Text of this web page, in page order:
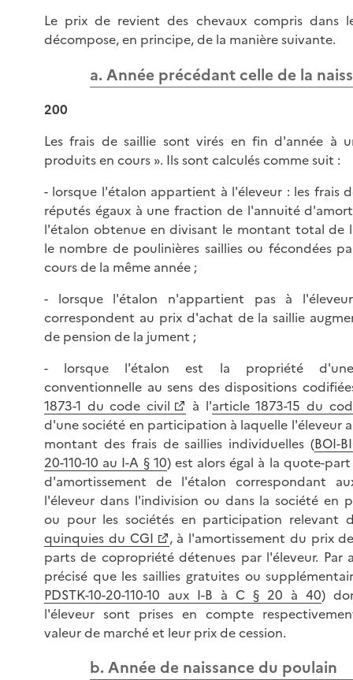
Le prix de revient des chevaux compris dans
décompose, en principe, de la manière suivante.
a. Année précédant celle de la
200
Les frais de saillie sont virés en fin d'année à
produits en cours ». Ils sont calculés comme suit :
- lorsque l'étalon appartient à l'éleveur : les frais
réputés égaux à une fraction de l'annuité
l'étalon obtenue en divisant le montant total de
le nombre de poulinières saillies ou fécondées
cours de la même année ;
- lorsque l'étalon n'appartient pas à
correspondent au prix d'achat de la saillie
de pension de la jument ;
- lorsque l'étalon est la propriété
conventionnelle au sens des dispositions
1873-1 du code civil
à l'article 1873-15 du
d'une société en participation à laquelle l'éleveur
montant des frais de saillies individuelles (BOI-
20-110-10 au I-A § 10) est alors égal à la quote-
d'amortissement de l'étalon correspondant
l'éleveur dans l'indivision ou dans la société en
ou pour les sociétés en participation relevant
quinquies du CGI
, à l'amortissement du prix
parts de copropriété détenues par l'éleveur. Par
précisé que les saillies gratuites ou
PDSTK-10-20-110-10 aux I-B à C § 20 à 40)
l'éleveur sont prises en compte
valeur de marché et leur prix de cession.
b. Année de naissance du poulain